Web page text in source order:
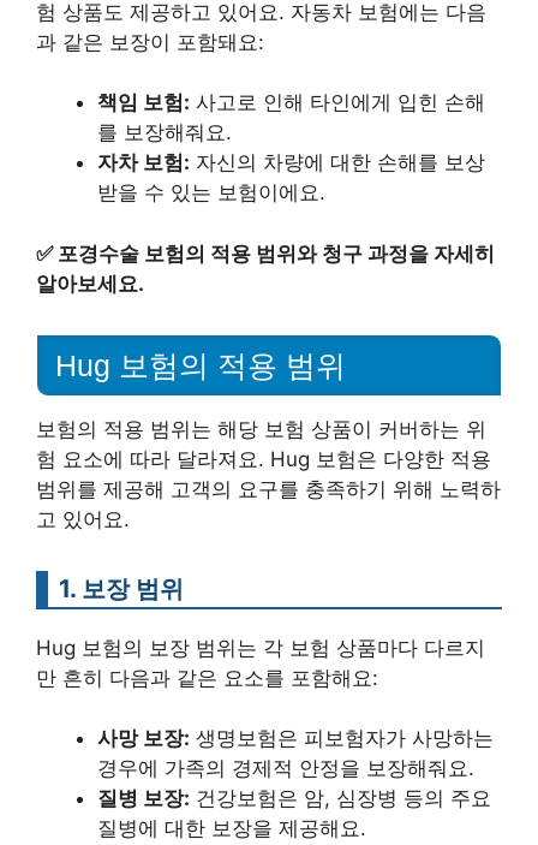
험 상품도 제공하고 있어요. 자동차 보험에는 다음
과 같은 보장이 포함돼요:
책임 보험: 사고로 인해 타인에게 입힌 손해
를 보장해줘요.
자차 보험: 자신의 차량에 대한 손해를 보상
받을 수 있는 보험이에요.
✅ 포경수술 보험의 적용 범위와 청구 과정을 자세히
알아보세요.
Hug 보험의 적용 범위
보험의 적용 범위는 해당 보험 상품이 커버하는 위
험 요소에 따라 달라져요. Hug 보험은 다양한 적용
범위를 제공해 고객의 요구를 충족하기 위해 노력하
고 있어요.
1. 보장 범위
Hug 보험의 보장 범위는 각 보험 상품마다 다르지
만 흔히 다음과 같은 요소를 포함해요:
사망 보장: 생명보험은 피보험자가 사망하는
경우에 가족의 경제적 안정을 보장해줘요.
질병 보장: 건강보험은 암, 심장병 등의 주요
질병에 대한 보장을 제공해요.